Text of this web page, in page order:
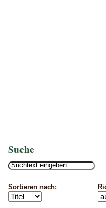
Suche
Sortieren nach: